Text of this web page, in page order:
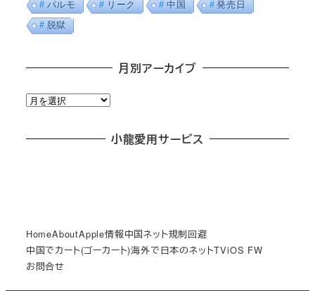
パルモ
リーク 中国
発売日
脱獄
月別アーカイブ
月
小龍愛用サービス
HomeAboutApple情報中国ネット規制回避
中国でカート(ゴーカート)海外で日本のネットTViOS FW
お問合せ